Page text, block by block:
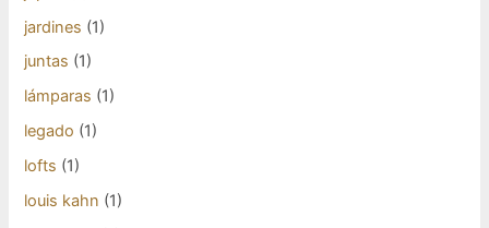
jardines (1)
juntas (1)
lámparas (1)
legado (1)
lofts (1)
louis kahn (1)